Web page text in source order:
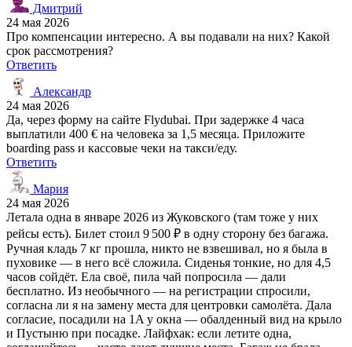
Дмитрий
24 мая 2026
Про компенсации интересно. А вы подавали на них? Какой
срок рассмотрения?
Ответить
Александр
24 мая 2026
Да, через форму на сайте Flydubai. При задержке 4 часа
выплатили 400 € на человека за 1,5 месяца. Приложите
boarding pass и кассовые чеки на такси/еду.
Ответить
Мария
24 мая 2026
Летала одна в январе 2026 из Жуковского (там тоже у них
рейсы есть). Билет стоил 9 500 ₽ в одну сторону без багажа.
Ручная кладь 7 кг прошла, никто не взвешивал, но я была в
пуховике — в него всё сложила. Сиденья тонкие, но для 4,5
часов сойдёт. Ела своё, пила чай попросила — дали
бесплатно. Из необычного — на регистрации спросили,
согласна ли я на замену места для центровки самолёта. Дала
согласие, посадили на 1A у окна — обалденный вид на крыло
и Пустыню при посадке. Лайфхак: если летите одна,